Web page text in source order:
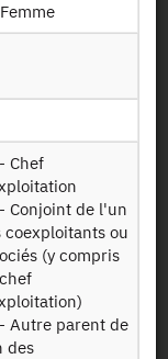
Conjoint de l'un
coexploitants ou
(y compris
Autre parent de
des